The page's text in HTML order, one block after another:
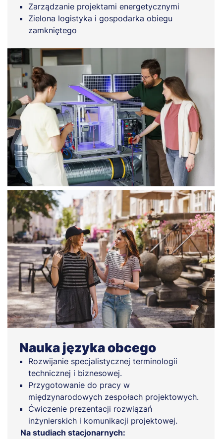
Zarządzanie projektami energetycznymi
Zielona logistyka i gospodarka obiegu
zamkniętego
Nauka języka obcego
Rozwijanie specjalistycznej terminologii
technicznej i biznesowej.
Przygotowanie do pracy w
międzynarodowych zespołach projektowych.
Ćwiczenie prezentacji rozwiązań
inżynierskich i komunikacji projektowej.
Na studiach stacjonarnych: